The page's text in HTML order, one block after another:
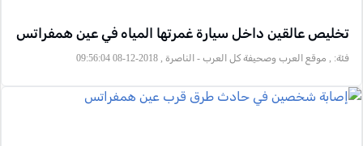
تخليص عالقين داخل سيارة غمرتها المياه في عين همفراتس
فئة: , موقع العرب وصحيفة كل العرب - الناصرة , 2018-12-08 09:56:04